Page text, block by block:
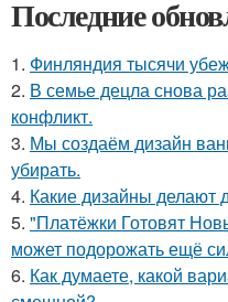
Последние
1. Финляндия тысячи
2. В семье децла снова
конфликт.
3. Мы создаём дизайн
убирать.
4. Какие дизайны делают
5. "Платёжки Готовят
может подорожать ещё
6. Как думаете, какой